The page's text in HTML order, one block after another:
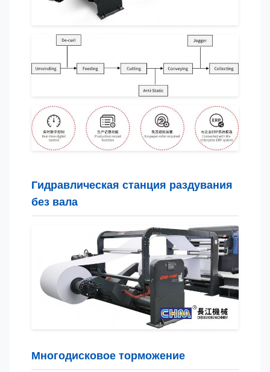
Гидравлическая станция раздувания
без вала
Многодисковое торможение